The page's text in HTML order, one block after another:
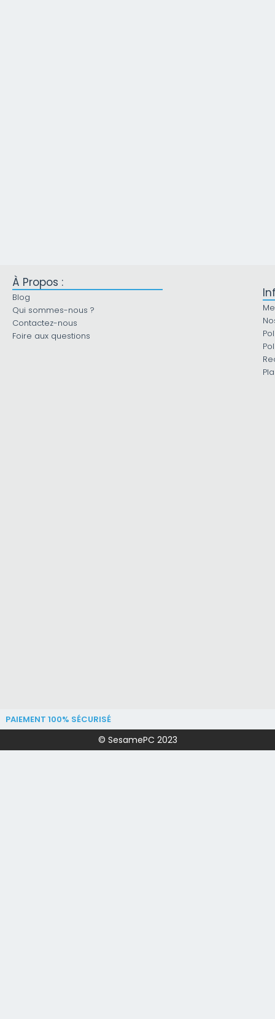
À Propos :
Blog
Qui sommes-nous ?
Contactez-nous
Foire aux questions
PAIEMENT 100% SÉCURISÉ
© SesamePC 2023